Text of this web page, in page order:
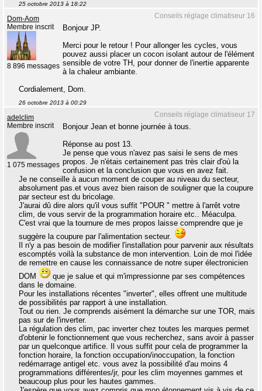
25 octobre 2013 à 18:22
Conseils réglage climatiseur 16
Dom-Aom
Membre inscrit
8 896 messages
Bonjour JP.
Merci pour le retour ! Pour allonger les cycles, vous
pouvez aussi placer un cocon isolant autour de l'élément
sensible de votre TH, pour donner de l'inertie apparente
à la chaleur ambiante.
Cordialement, Dom.
26 octobre 2013 à 00:29
Conseils réglage climatiseur 17
adelclim
Membre inscrit
1 075 messages
Bonjour Jean et bonne journée à tous.
Réponse au post 13.
Je pense que vous n'avez pas saisi le sens de mes
propos. Je n'étais certainement pas très clair d'où la
confusion et la conclusion que vous en avez fait.
Je ne conseille à aucun moment de couper au niveau du secteur,
absolument pas.et vous avez bien raison de souligner que la coupure
par secteur est du bricolage.
J'aurai dû dire alors qu'il vous suffit "POUR " mettre à l'arrêt votre
clim, de vous servir de la programmation horaire etc.. Méaculpa.
C'est vrai que la tournure de mes propos laisse comprendre que je
suggère la coupure par l'alimentation secteur.
Il n'y a pas besoin de modifier l'installation pour parvenir aux résultats
escomptés voilà la substance de mon intervention. Loin de moi l'idée
de remettre en cause les connaissance de notre super électronicien
DOM
que je salue et qui m'impressionne par ses compétences
dans le domaine.
Pour les installations récentes "inverter", elles offrent une multitude
de possibilités par rapport à une installation.
Tout ou rien. Je comprends aisément la démarche sur une TOR, mais
pas sur de l'inverter.
La régulation des clim, pac inverter chez toutes les marques permet
d'obtenir le fonctionnement que vous recherchez, sans avoir à passer
par un quelconque artifice. Il vous suffit pour cela de programmer la
fonction horaire, la fonction occupation/inoccupation, la fonction
redémarrage antigel etc. vous avez la possibilité d'au moins 4
programmations différentes/jr, pour les clim moyennes gammes et
beaucoup plus pour les hautes gammes.